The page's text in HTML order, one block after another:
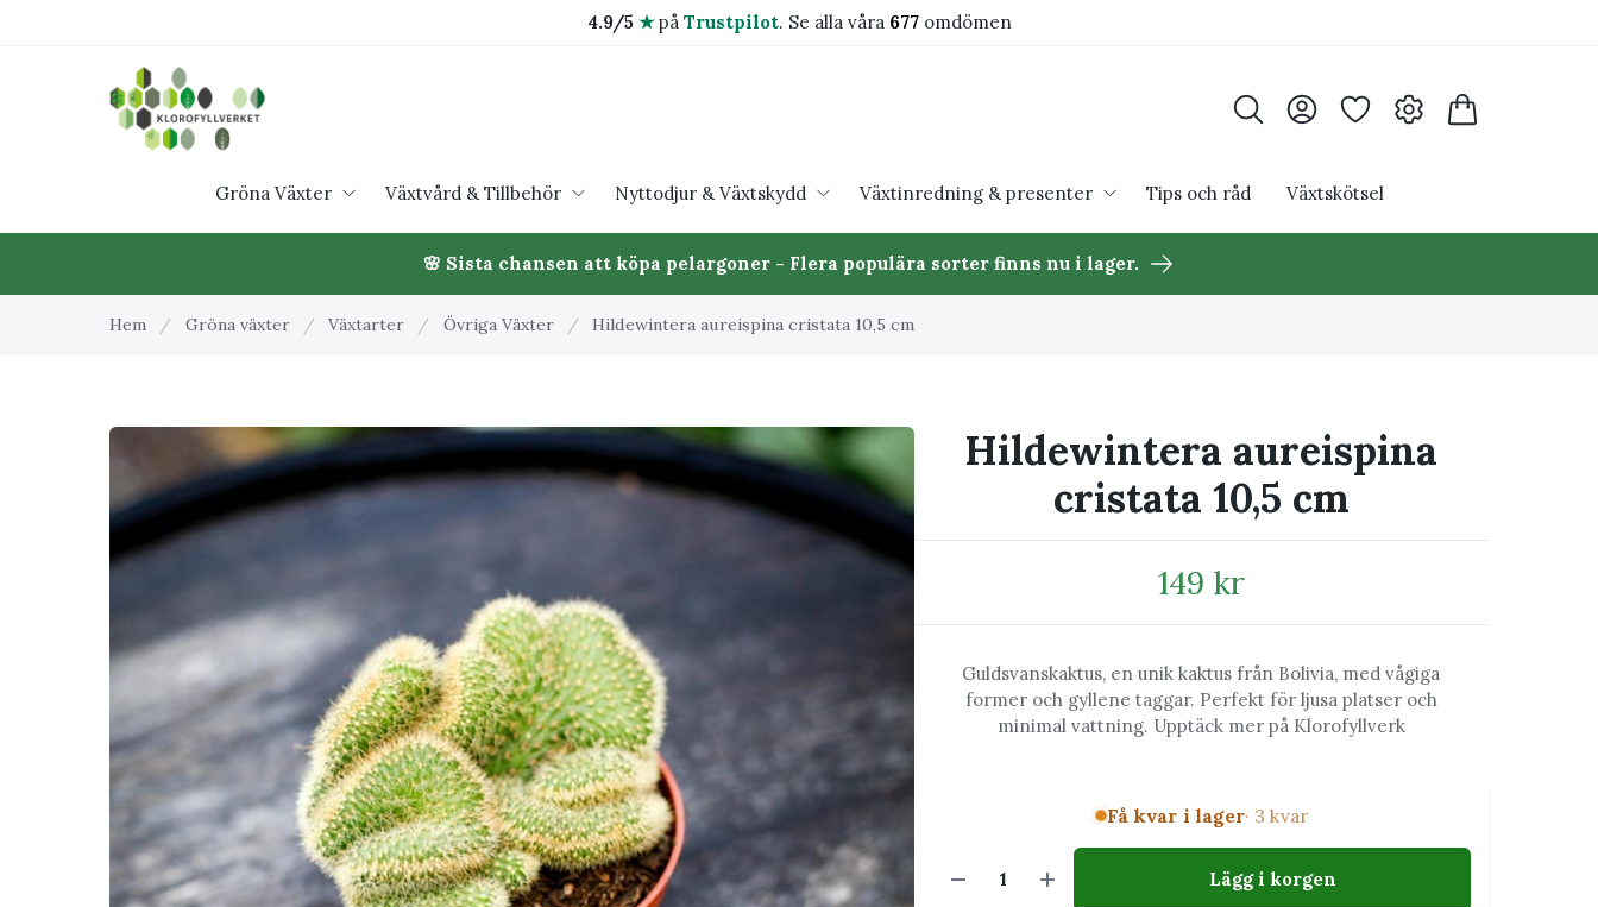
4.9/5 ★på Trustpilot. Se alla våra 677omdömen
Gröna Växter Växtvård & Tillbehör Nyttodjur & Växtskydd Växtinredning & presenter Tips och råd Växtskötsel
🌸 Sista chansen att köpa pelargoner - Flera populära sorter finns nu i lager.
Hem / Gröna växter / Växtarter / Övriga Växter / Hildewintera aureispina cristata 10,5 cm
Hildewintera aureispina
cristata 10,5 cm
149 kr
Guldsvanskaktus, en unik kaktus från Bolivia, med vågiga
former och gyllene taggar. Perfekt för ljusa platser och
minimal vattning. Upptäck mer på Klorofyllverk
Få kvar i lager· 3 kvar
Lägg i korgen